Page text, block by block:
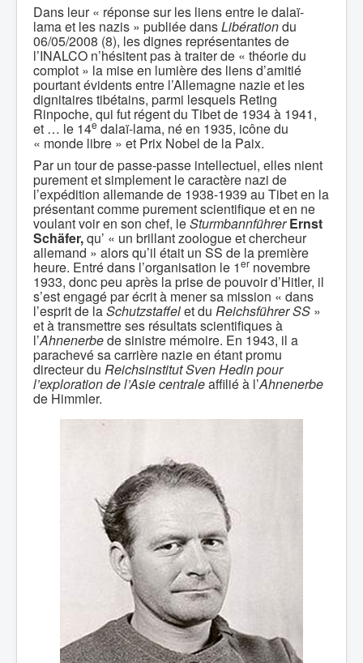
Dans leur « réponse sur les liens entre le dalaï-
lama et les nazis » publiée dansLibérationdu
06/05/2008 (8), les dignes représentantes de
l’INALCO n’hésitent pas à traiter de « théorie du
complot » la mise en lumière des liens d’amitié
pourtant évidents entre l’Allemagne nazie et les
dignitaires tibétains, parmi lesquels Reting
Rinpoche, qui fut régent du Tibet de 1934 à 1941,
et … le 14e dalaï-lama, né en 1935, icône du
« monde libre » et Prix Nobel de la Paix.
Par un tour de passe-passe intellectuel, elles nient
purement et simplement le caractère nazi de
l’expédition allemande de 1938-1939 au Tibet en la
présentant comme purement scientifique et en ne
voulant voir en son chef, leSturmbannführerErnst
Schäfer,qu’ « un brillant zoologue et chercheur
allemand » alors qu’il était un SS de la première
heure. Entré dans l’organisation le 1er novembre
1933, donc peu après la prise de pouvoir d’Hitler, il
s’est engagé par écrit à mener sa mission « dans
l’esprit de laSchutzstaffelet du Reichsführer SS »
et à transmettre ses résultats scientifiques à
l’Ahnenerbede sinistre mémoire. En 1943, il a
parachevé sa carrière nazie en étant promu
directeur du Reichsinstitut Sven Hedin pour
l’exploration de l’Asie centraleaffilié à l’Ahnenerbe
de Himmler.